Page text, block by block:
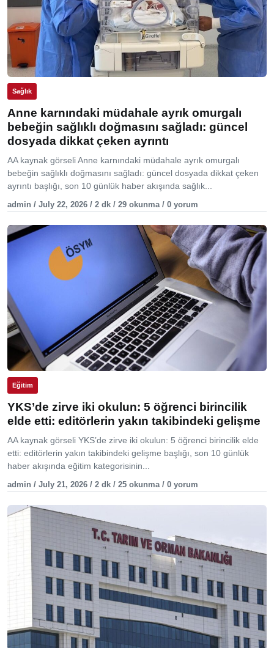
Sağlık
Anne karnındaki müdahale ayrık omurgalı
bebeğin sağlıklı doğmasını sağladı: güncel
dosyada dikkat çeken ayrıntı
AA kaynak görseli Anne karnındaki müdahale ayrık omurgalı
bebeğin sağlıklı doğmasını sağladı: güncel dosyada dikkat çeken
ayrıntı başlığı, son 10 günlük haber akışında sağlık...
admin / July 22, 2026 / 2 dk / 29 okunma / 0 yorum
Eğitim
YKS’de zirve iki okulun: 5 öğrenci birincilik
elde etti: editörlerin yakın takibindeki gelişme
AA kaynak görseli YKS’de zirve iki okulun: 5 öğrenci birincilik elde
etti: editörlerin yakın takibindeki gelişme başlığı, son 10 günlük
haber akışında eğitim kategorisinin...
admin / July 21, 2026 / 2 dk / 25 okunma / 0 yorum